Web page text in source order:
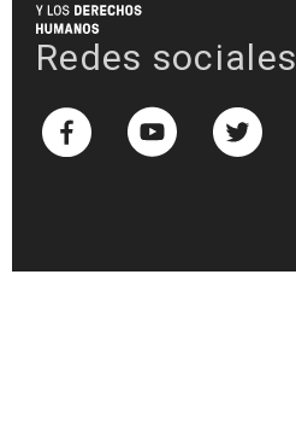
Redes sociales